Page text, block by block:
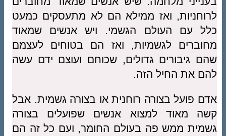
לרוחניות, ואז ממילא הם לא מתעסקים כמעט
כלל עם העולם הגשמי. ויש אנשים שמאוד
מחוברים לגשמיות, ואז הם בטוחים לעצמם
שהם גיבורים גדולים, שכוחם ועוצם ידם עשה
להם את החיל הזה.
אדם פועל בצורה רוחנית או בצורה גשמית. אבל
קשה מאוד למצוא אנשים שפועלים בצורה
גשמית ממש פה בעולם החומר, ועם כל זה הם